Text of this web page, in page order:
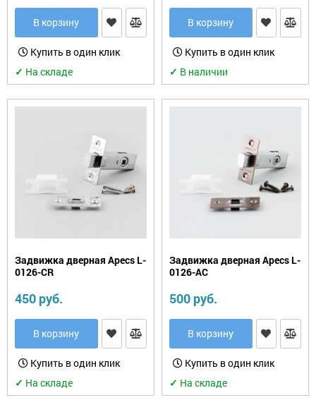
В корзину
Купить в один клик
✓ На складе
В корзину
Купить в один клик
✓ В наличии
Задвижка дверная Apecs L-
0126-CR
450 руб.
В корзину
Купить в один клик
✓ На складе
Задвижка дверная Apecs L-
0126-AC
500 руб.
В корзину
Купить в один клик
✓ На складе